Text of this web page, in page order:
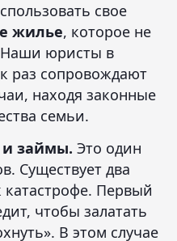
свое
жилье, которое не
Наши юристы в
раз сопровождают
находя законные
семьи.
и займы. Это один
Существует два
катастрофе. Первый
чтобы залатать
В этом случае